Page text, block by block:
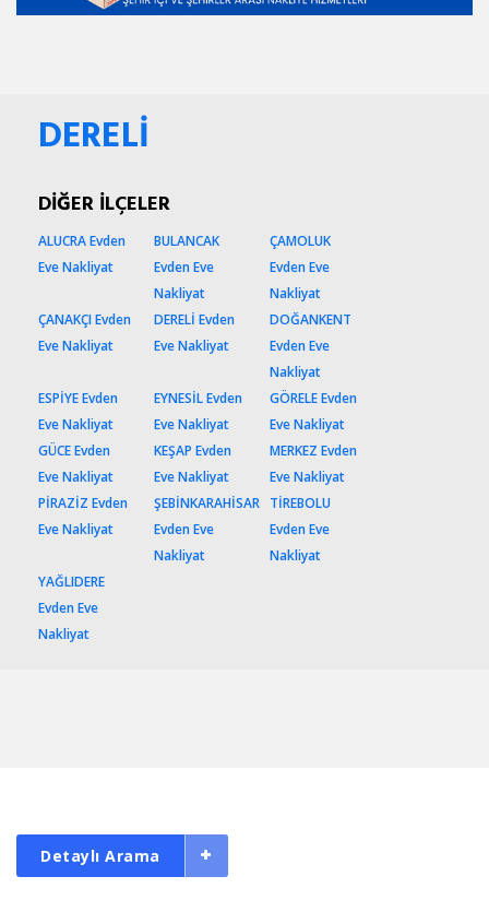
DERELİ
DİĞER İLÇELER
ALUCRA Evden
Eve Nakliyat
BULANCAK
Evden Eve
Nakliyat
ÇAMOLUK
Evden Eve
Nakliyat
ÇANAKÇI Evden
Eve Nakliyat
DERELİ Evden
Eve Nakliyat
DOĞANKENT
Evden Eve
Nakliyat
ESPİYE Evden
Eve Nakliyat
EYNESİL Evden
Eve Nakliyat
GÖRELE Evden
Eve Nakliyat
GÜCE Evden
Eve Nakliyat
KEŞAP Evden
Eve Nakliyat
MERKEZ Evden
Eve Nakliyat
PİRAZİZ Evden
Eve Nakliyat
ŞEBİNKARAHİSAR
Evden Eve
Nakliyat
TİREBOLU
Evden Eve
Nakliyat
YAĞLIDERE
Evden Eve
Nakliyat
Detaylı Arama